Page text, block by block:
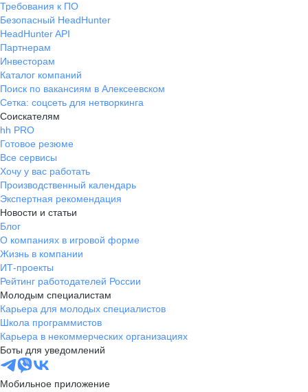
Требования к ПО
Безопасный HeadHunter
HeadHunter API
Партнерам
Инвесторам
Каталог компаний
Поиск по вакансиям в Алексеевском
Сетка: соцсеть для нетворкинга
Соискателям
hh PRO
Готовое резюме
Все сервисы
Хочу у вас работать
Производственный календарь
Экспертная рекомендация
Новости и статьи
Блог
О компаниях в игровой форме
Жизнь в компании
ИТ-проекты
Рейтинг работодателей России
Молодым специалистам
Карьера для молодых специалистов
Школа программистов
Карьера в некоммерческих организациях
Боты для уведомлений
Мобильное приложение